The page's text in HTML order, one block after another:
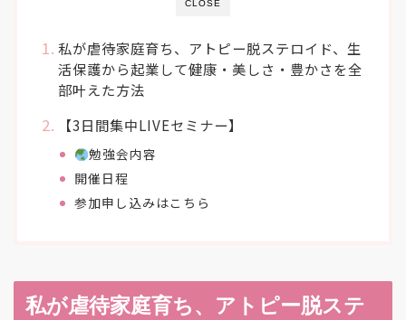
CLOSE
私が虐待家庭育ち、アトピー脱ステロイド、生
活保護から起業して健康・美しさ・豊かさを全
部叶えた方法
【3日間集中LIVEセミナー】
勉強会内容
開催日程
参加申し込みはこちら
私が虐待家庭育ち、アトピー脱ステ